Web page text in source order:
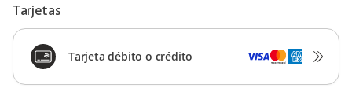
Tarjetas
Tarjeta débito o crédito